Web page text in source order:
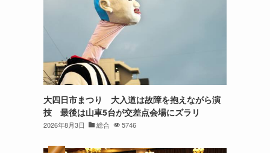
大四日市まつり 大入道は故障を抱えながら演
技 最後は山車5台が交差点会場にズラリ
2026年8月3日 総合 5746